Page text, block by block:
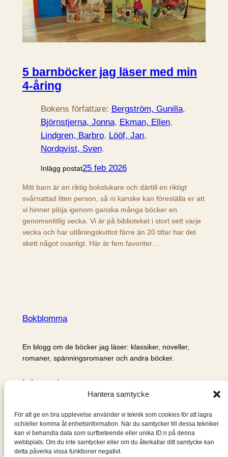
Hantera samtycke
För att ge en bra upplevelse använder vi teknik som cookies för att lagra
och/eller komma åt enhetsinformation. När du samtycker till dessa tekniker
kan vi behandla data som surfbeteende eller unika ID:n på denna
webbplats. Om du inte samtycker eller om du återkallar ditt samtycke kan
detta påverka vissa funktioner negativt.
5 barnböcker jag läser med min
4-åring
Bokens författare: Bergström, Gunilla
Björnstjerna, Jonna, Ekman, Ellen
Lindgren, Barbro, Lööf, Jan
Nordqvist, Sven.
Inlägg postat25 feb 2026
Mitt barn är en riktig bokslukare och därtill en riktigt
svårnattad liten person, så ni kanske kan föreställa er att
vi hinner plöja igenom ganska många böcker en
genomsnittlig vecka. Vi är på biblioteket i stort sett varje
vecka och har utlåningskvittot färre än 20 titlar har det
skett något ovanligt. Här är fem favoriter…
Bokblomma
En blogg om de böcker jag läser: klassiker, noveller,
romaner, spänningsromaner och andra böcker.
Information
Om mig & om bloggen
S
ö
k